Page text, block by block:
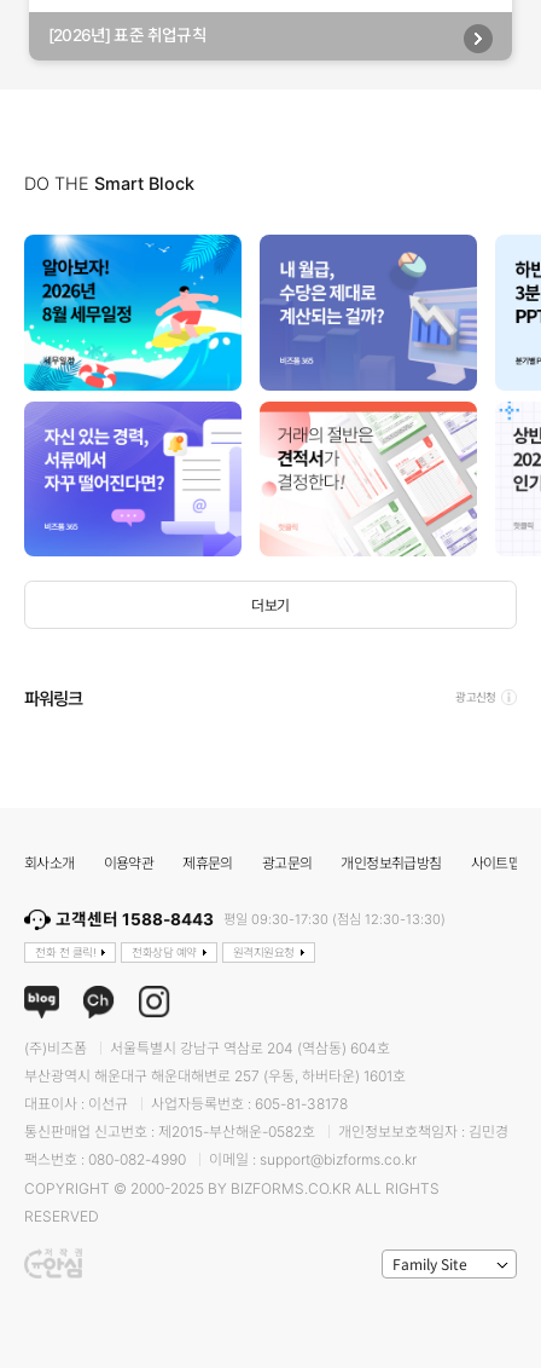
[2026년] 표준 취업규칙
DO THE Smart Block
더보기
파워링크 광고신청
회사소개 이용약관 제휴문의 광고문의 개인정보취급방침 사이트맵
고객센터 1588-8443 평일 09:30-17:30 (점심 12:30-13:30)
전화 전 클릭! 전화상담 예약 원격지원요청
(주)비즈폼
서울특별시 강남구 역삼로 204 (역삼동) 604호
부산광역시 해운대구 해운대해변로 257 (우동, 하버타운) 1601호
대표이사 : 이선규
사업자등록번호 : 605-81-38178
통신판매업 신고번호 : 제2015-부산해운-0582호
개인정보보호책임자 : 김민경
팩스번호 : 080-082-4990
이메일 : support@bizforms.co.kr
COPYRIGHT © 2000-2025 BY BIZFORMS.CO.KR ALL RIGHTS
RESERVED
Family Site